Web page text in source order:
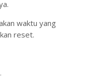
waktu yang
reset.